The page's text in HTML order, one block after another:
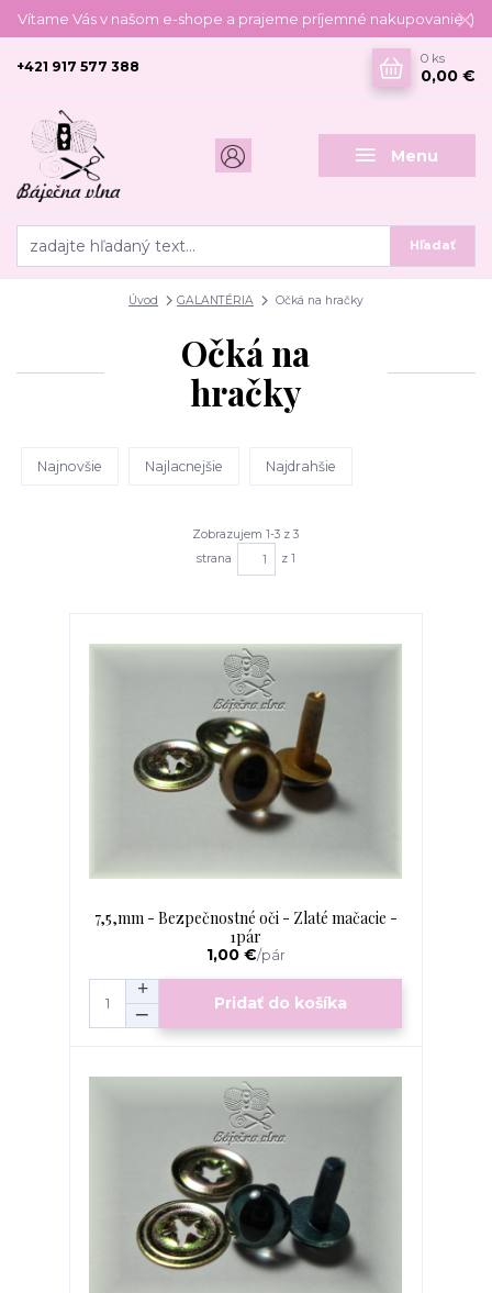
Vítame Vás v našom e-shope a prajeme príjemné nakupovanie :)
Menu
Hľadať
+421 917 577 388
0 ks
0,00 €
Úvod GALANTÉRIA Očká na hračky
Očká na
hračky
Najnovšie Najlacnejšie Najdrahšie
Zobrazujem 1-3 z 3
strana
z 1
7,5,mm - Bezpečnostné oči - Zlaté mačacie -
1pár
1,00 €/pár
Pridať do košíka